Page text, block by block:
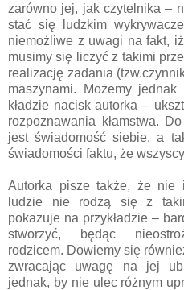
zarówno jej, jak czytelnika –
stać się ludzkim
niemożliwe z uwagi na fakt,
musimy się liczyć z takimi
realizację zadania
maszynami. Możemy
kładzie nacisk autorka –
rozpoznawania kłamstwa.
jest świadomość siebie, a
świadomości faktu, że
Autorka pisze także, że nie
ludzie nie rodzą się z
pokazuje na przykładzie –
stworzyć, będąc
rodzicem. Dowiemy się
zwracając uwagę na jej
jednak, by nie ulec różnym